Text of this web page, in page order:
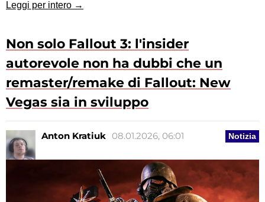
Leggi per intero →
Non solo Fallout 3: l'insider
autorevole non ha dubbi che un
remaster/remake di Fallout: New
Vegas sia in sviluppo
Notizia
Anton Kratiuk 08.01.2026, 06:01